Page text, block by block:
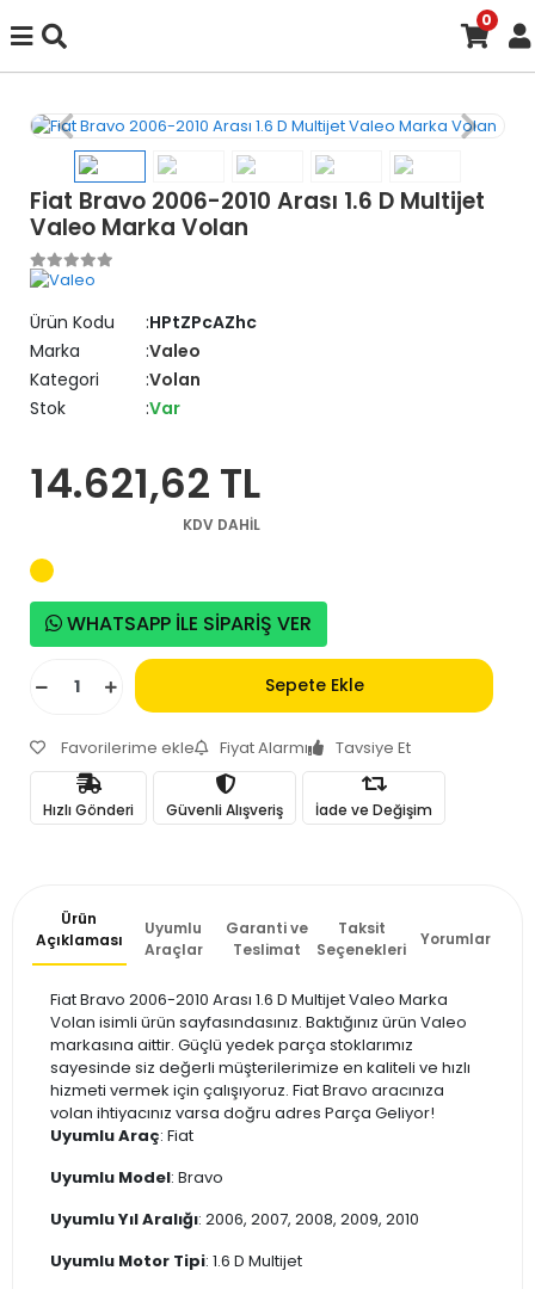
0
Fiat Bravo 2006-2010 Arası 1.6 D Multijet
Valeo Marka Volan
Ürün Kodu
HPtZPcAZhc
Marka
Valeo
Kategori
Volan
Stok
Var
14.621,62 TL
KDV DAHİL
WHATSAPP İLE SİPARİŞ VER
Sepete Ekle
Favorilerime ekle Fiyat Alarmı Tavsiye Et
Hızlı Gönderi Güvenli Alışveriş İade ve Değişim
Ürün
Açıklaması
Uyumlu
Araçlar
Garanti ve
Teslimat
Taksit
Seçenekleri
Yorumlar
Fiat Bravo 2006-2010 Arası 1.6 D Multijet Valeo Marka
Volan isimli ürün sayfasındasınız. Baktığınız ürün Valeo
markasına aittir. Güçlü yedek parça stoklarımız
sayesinde siz değerli müşterilerimize en kaliteli ve hızlı
hizmeti vermek için çalışıyoruz. Fiat Bravo aracınıza
volan ihtiyacınız varsa doğru adres Parça Geliyor!
Uyumlu Araç: Fiat
Uyumlu Model: Bravo
Uyumlu Yıl Aralığı: 2006, 2007, 2008, 2009, 2010
Uyumlu Motor Tipi: 1.6 D Multijet